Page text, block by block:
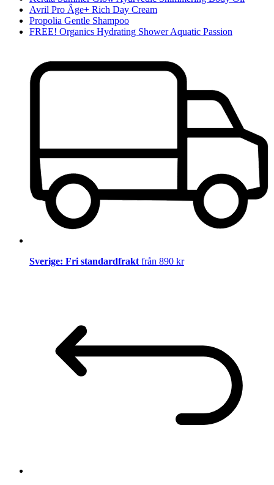
Avril Pro Âge+ Rich Day Cream
Propolia Gentle Shampoo
FREE! Organics Hydrating Shower Aquatic Passion
Sverige: Fri standardfrakt från 890 kr